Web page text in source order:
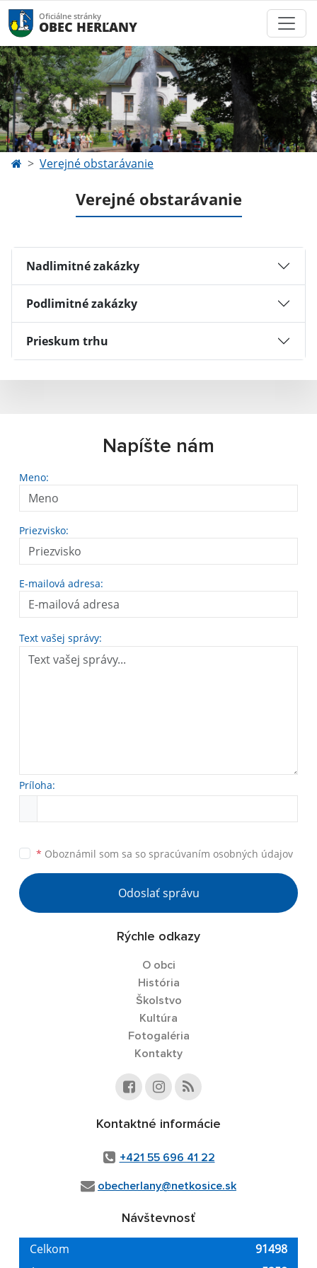
Oficiálne stránky
OBEC HERĽANY
Verejné obstarávanie
Verejné obstarávanie
Nadlimitné zakázky
Podlimitné zakázky
Prieskum trhu
Napíšte nám
Meno:
Priezvisko:
E-mailová adresa:
Text vašej správy:
Príloha:
* Oboznámil som sa so spracúvaním osobných údajov
Odoslať správu
Rýchle odkazy
O obci
História
Školstvo
Kultúra
Fotogaléria
Kontakty
Kontaktné informácie
+421 55 696 41 22
obecherlany@netkosice.sk
Návštevnosť